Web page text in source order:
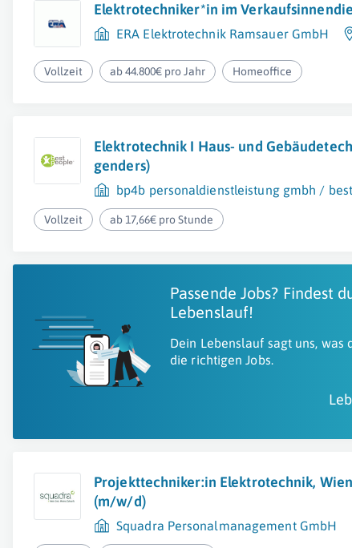
Elektrotechniker*in im
ERA Elektrotechnik Ramsauer GmbH
Vollzeit ab 44.800€ pro Jahr Homeoffice
Elektrotechnik I Haus- und
genders)
bp4b personaldienstleistung gmbh /
Vollzeit ab 17,66€ pro Stunde
Passende Jobs? Findest
Lebenslauf!
Dein Lebenslauf sagt uns, was
die richtigen Jobs.
Projekttechniker:in Elektrotechnik,
(m/w/d)
Squadra Personalmanagement GmbH